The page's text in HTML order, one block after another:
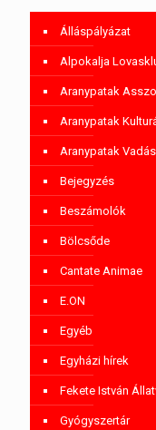
Álláspályázat
Alpokalja
Aranypatak
Aranypatak
Aranypatak
Bejegyzés
Beszámolók
Bölcsőde
Cantate Animae
E.ON
Egyéb
Egyházi hírek
Fekete István
Gyógyszertár